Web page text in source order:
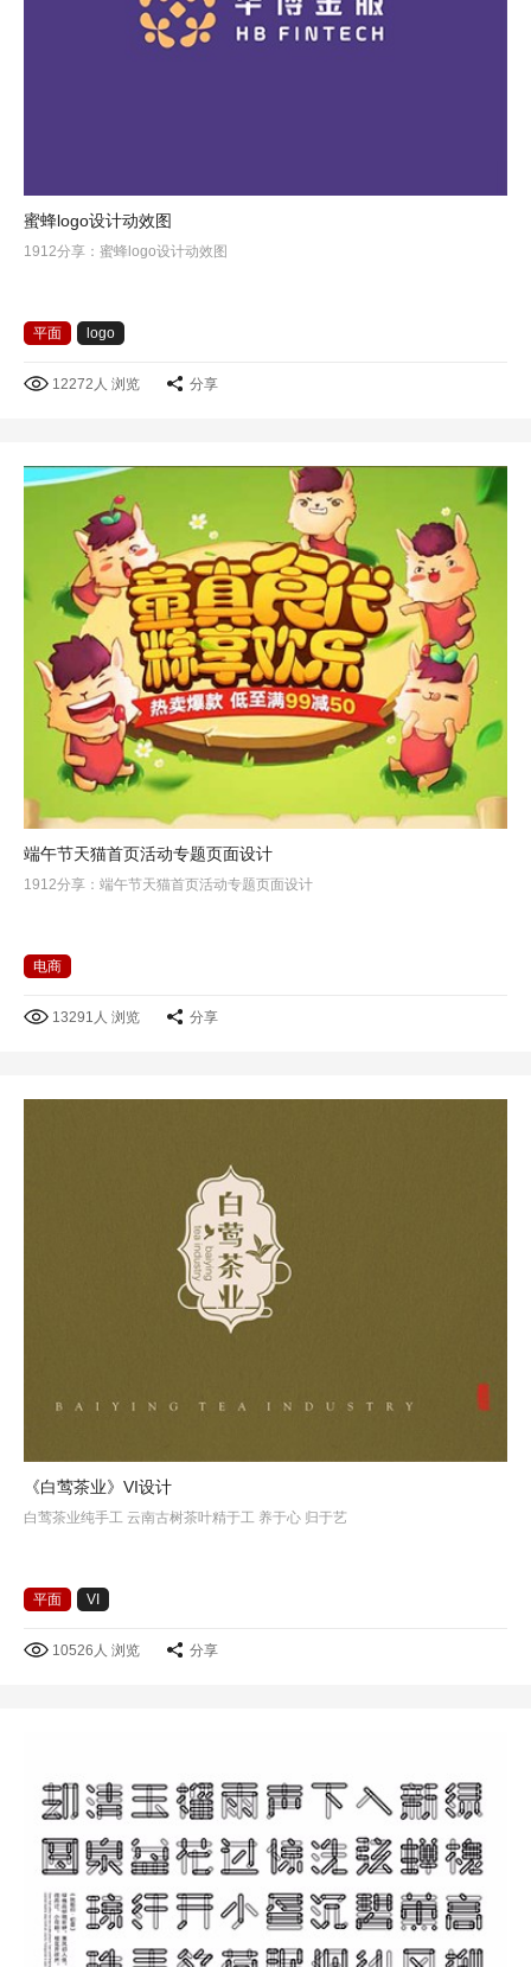
蜜蜂logo设计动效图
1912分享：蜜蜂logo设计动效图
平面 logo
12272人 浏览 分享
端午节天猫首页活动专题页面设计
1912分享：端午节天猫首页活动专题页面设计
电商
13291人 浏览 分享
《白莺茶业》VI设计
白莺茶业纯手工 云南古树茶叶精于工 养于心 归于艺
平面 VI
10526人 浏览 分享